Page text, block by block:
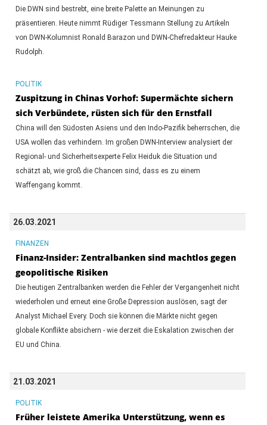
Die DWN sind bestrebt, eine breite Palette an Meinungen zu
präsentieren. Heute nimmt Rüdiger Tessmann Stellung zu Artikeln
von DWN-Kolumnist Ronald Barazon und DWN-Chefredakteur Hauke
Rudolph.
POLITIK
Zuspitzung in Chinas Vorhof: Supermächte sichern
sich Verbündete, rüsten sich für den Ernstfall
China will den Südosten Asiens und den Indo-Pazifik beherrschen, die
USA wollen das verhindern. Im großen DWN-Interview analysiert der
Regional- und Sicherheitsexperte Felix Heiduk die Situation und
schätzt ab, wie groß die Chancen sind, dass es zu einem
Waffengang kommt.
26.03.2021
FINANZEN
Finanz-Insider: Zentralbanken sind machtlos gegen
geopolitische Risiken
Die heutigen Zentralbanken werden die Fehler der Vergangenheit nicht
wiederholen und erneut eine Große Depression auslösen, sagt der
Analyst Michael Every. Doch sie können die Märkte nicht gegen
globale Konflikte absichern - wie derzeit die Eskalation zwischen der
EU und China.
21.03.2021
POLITIK
Früher leistete Amerika Unterstützung, wenn es